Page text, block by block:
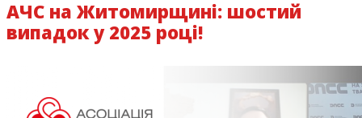
АЧС на Житомирщині: шостий
випадок у 2025 році!